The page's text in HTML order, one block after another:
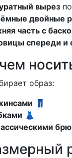
вырез
двойные
часть с
спереди и
образ:
👖
👗